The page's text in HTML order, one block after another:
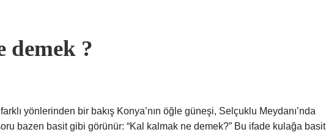
demek ?
yönlerinden bir bakış Konya’nın öğle güneşi, Selçuklu Meydanı’nda
bazen basit gibi görünür: “Kal kalmak ne demek?” Bu ifade kulağa basit